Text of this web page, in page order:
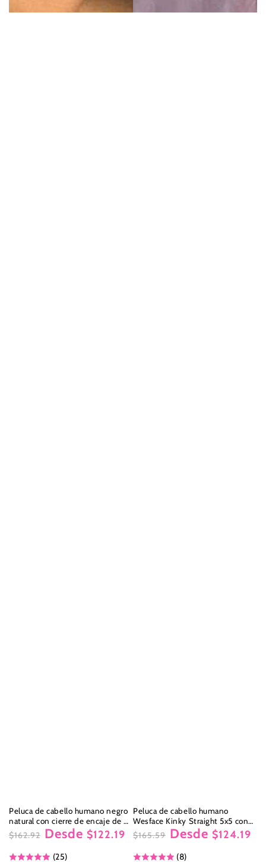
Peluca de cabello humano negro
natural con cierre de encaje de 5
x 5 con ondas al agua de Wesface
regular
$162.92
de
Desde $122.19
(25)
Peluca de cabello humano
Wesface Kinky Straight 5x5 con
cierre de encaje, color negro
natural
regular
$165.59
de
Desde $124.19
(8)